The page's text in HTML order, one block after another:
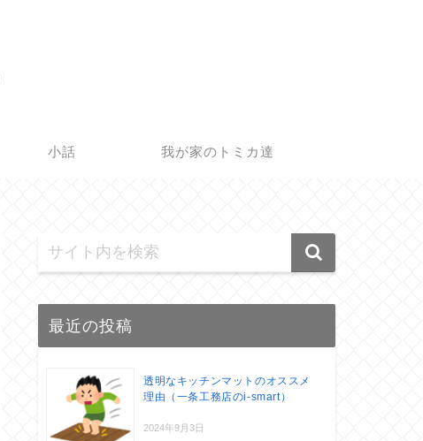
小話 我が家のトミカ達
最近の投稿
透明なキッチンマットのオススメ
理由（一条工務店のi-smart）
2024年9月3日